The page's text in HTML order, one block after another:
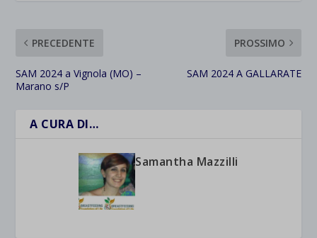
PRECEDENTE
SAM 2024 a Vignola (MO) –
Marano s/P
PROSSIMO
SAM 2024 A GALLARATE
A CURA DI…
Samantha Mazzilli